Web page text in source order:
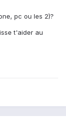
pc ou les 2)?
t'aider au